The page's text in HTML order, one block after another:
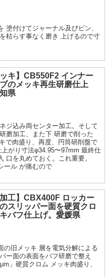
塗付けてジャーナル及びピン、
枯らす事なく磨き 上げるので寸
ッキ】CB550F2 インナー
のメッキ再生研磨仕上
県
ジ込み両センター加工。そして
磨加工、また下 研磨で削った
で肉盛り、再度、円筒研削盤で
がり寸法φ34.95〜97mm 最終仕
口を丸めておく。これ重要。
ール が痛むので
加工】CBX400F ロッカー
スリッパー面を硬質クロ
バフ仕上げ。愛媛県
の旧メッキ 層を電気分解による
ー面の表面をバフ研磨で整え
」硬質クロム メッキ肉盛り、